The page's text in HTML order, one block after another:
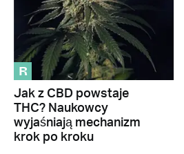
R
Jak z CBD powstaje
THC? Naukowcy
wyjaśniają mechanizm
krok po kroku